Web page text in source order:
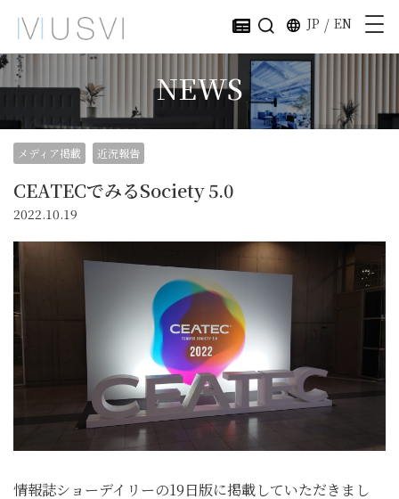
JP / EN
NEWS
メディア掲載 近況報告
CEATECでみるSociety 5.0
2022.10.19
情報誌ショーデイリーの19日版に掲載していただきまし